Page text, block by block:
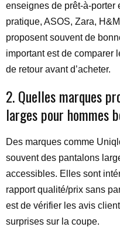
enseignes de prêt-à-porter
pratique, ASOS, Zara,
proposent souvent de
important est de comparer
de retour avant d’acheter.
2. Quelles marques
larges pour hommes
Des marques comme
souvent des pantalons
accessibles. Elles sont
rapport qualité/prix sans
est de vérifier les avis
surprises sur la coupe.